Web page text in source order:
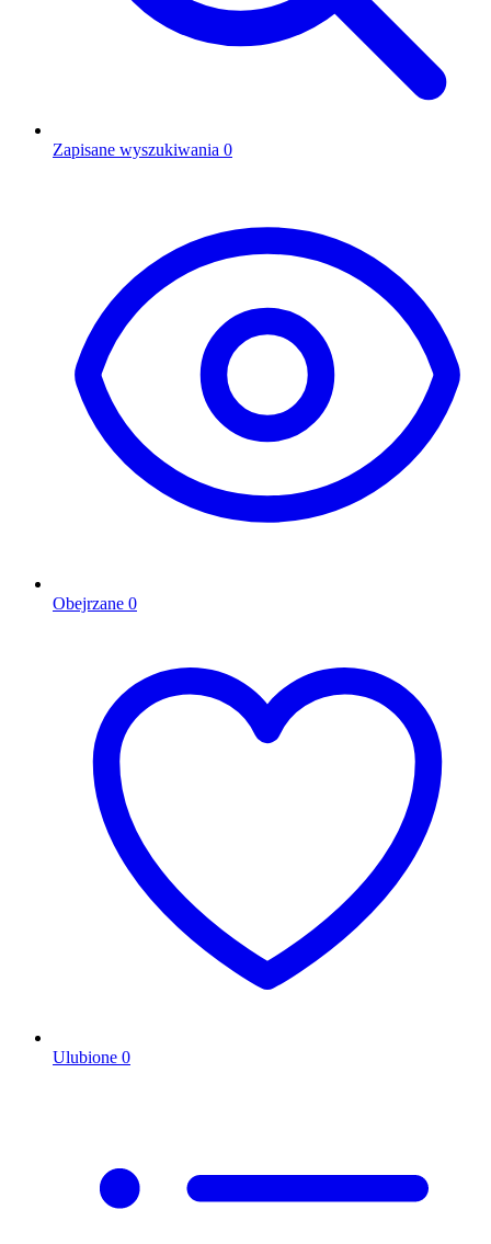
Zapisane wyszukiwania 0
Obejrzane 0
Ulubione 0